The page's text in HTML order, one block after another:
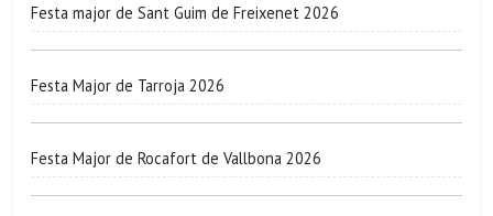
Festa major de Sant Guim de Freixenet 2026
Festa Major de Tarroja 2026
Festa Major de Rocafort de Vallbona 2026